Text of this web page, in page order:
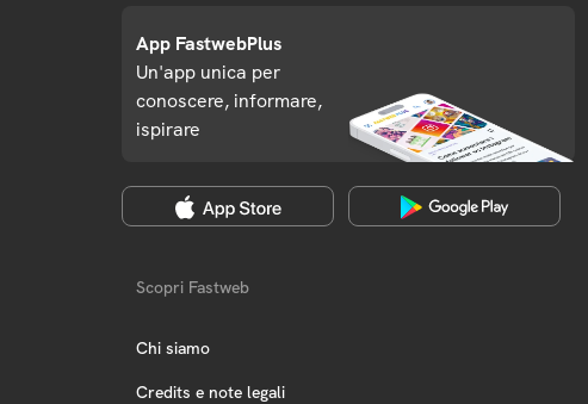
App FastwebPlus
Un'app unica per
conoscere, informare,
ispirare
Scopri Fastweb
Chi siamo
Credits e note legali